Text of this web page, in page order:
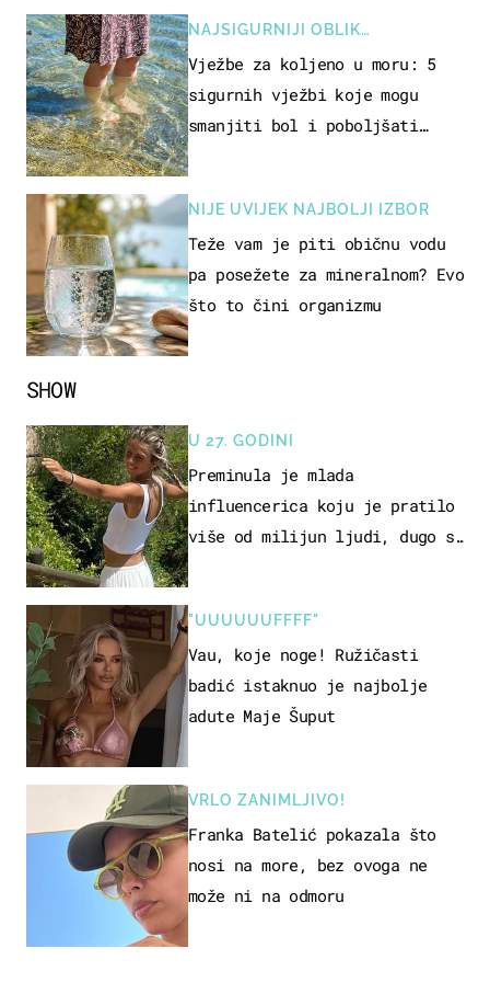
SHOW
U 27. GODINI
Preminula je mlada
influencerica koju je pratilo
više od milijun ljudi, dugo se
"UUUUUUFFFF"
Vau, koje noge! Ružičasti
badić istaknuo je najbolje
adute Maje Šuput
VRLO ZANIMLJIVO!
Franka Batelić pokazala što
nosi na more, bez ovoga ne
može ni na odmoru
NAJSIGURNIJI OBLIK
REKREACIJE
Vježbe za koljeno u moru: 5
sigurnih vježbi koje mogu
smanjiti bol i poboljšati
NIJE UVIJEK NAJBOLJI IZBOR
Teže vam je piti običnu vodu
pa posežete za mineralnom? Evo
što to čini organizmu